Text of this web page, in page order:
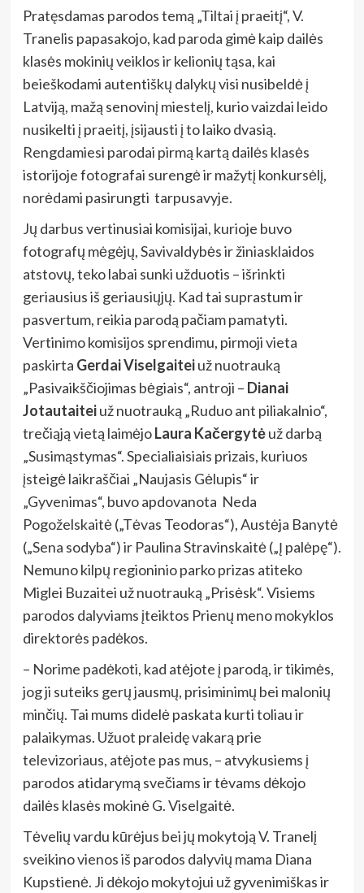
Pratęsdamas parodos temą „Tiltai į praeitį“, V.
Tranelis papasakojo, kad paroda gimė kaip dailės
klasės mokinių veiklos ir kelionių tąsa, kai
beieškodami autentiškų dalykų visi nusibeldė į
Latviją, mažą senovinį miestelį, kurio vaizdai leido
nusikelti į praeitį, įsijausti į to laiko dvasią.
Rengdamiesi parodai pirmą kartą dailės klasės
istorijoje fotografai surengė ir mažytį konkursėlį,
norėdami pasirungti tarpusavyje.
Jų darbus vertinusiai komisijai, kurioje buvo
fotografų mėgėjų, Savivaldybės ir žiniasklaidos
atstovų, teko labai sunki užduotis – išrinkti
geriausius iš geriausiųjų. Kad tai suprastum ir
pasvertum, reikia parodą pačiam pamatyti.
Vertinimo komisijos sprendimu, pirmoji vieta
paskirta Gerdai Viselgaiteiuž nuotrauką
„Pasivaikščiojimas bėgiais“, antroji – Dianai
Jotautaiteiuž nuotrauką „Ruduo ant piliakalnio“,
trečiąją vietą laimėjoLaura Kačergytėuž darbą
„Susimąstymas“. Specialiaisiais prizais, kuriuos
įsteigė laikraščiai „Naujasis Gėlupis“ ir
„Gyvenimas“, buvo apdovanota Neda
Pogoželskaitė („Tėvas Teodoras“), Austėja Banytė
(„Sena sodyba“) ir Paulina Stravinskaitė („Į palėpę“).
Nemuno kilpų regioninio parko prizas atiteko
Miglei Buzaitei už nuotrauką „Prisėsk“. Visiems
parodos dalyviams įteiktos Prienų meno mokyklos
direktorės padėkos.
– Norime padėkoti, kad atėjote į parodą, ir tikimės,
jog ji suteiks gerų jausmų, prisiminimų bei malonių
minčių. Tai mums didelė paskata kurti toliau ir
palaikymas. Užuot praleidę vakarą prie
televizoriaus, atėjote pas mus, – atvykusiems į
parodos atidarymą svečiams ir tėvams dėkojo
dailės klasės mokinė G. Viselgaitė.
Tėvelių vardu kūrėjus bei jų mokytoją V. Tranelį
sveikino vienos iš parodos dalyvių mama Diana
Kupstienė. Ji dėkojo mokytojui už gyvenimiškas ir